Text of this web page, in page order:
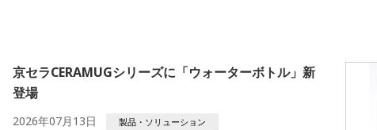
京セラCERAMUGシリーズに「ウォーターボトル」新
登場
2026年07月13日 製品・ソリューション